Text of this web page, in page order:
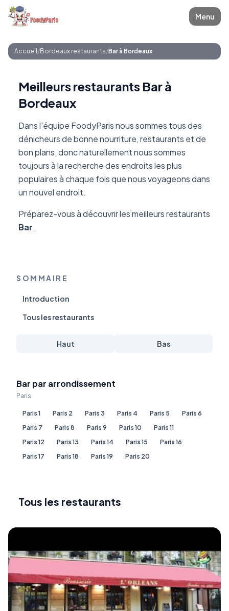
Menu
Accueil /Bordeaux restaurants/Bar à Bordeaux
Meilleurs restaurants Bar à
Bordeaux
Dans l'équipe FoodyParis nous sommes tous des
dénicheurs de bonne nourriture, restaurants et de
bon plans, donc naturellement nous sommes
toujours à la recherche des endroits les plus
populaires à chaque fois que nous voyageons dans
un nouvel endroit.
Préparez-vous à découvrir les meilleurs restaurants
Bar.
SOMMAIRE
Introduction
Tous les restaurants
Haut Bas
Bar par arrondissement
Paris
Paris 1 Paris 2 Paris 3 Paris 4 Paris 5
Paris 6
Paris 7
Paris 8 Paris 9 Paris 10
Paris 11
Paris 12
Paris 13 Paris 14 Paris 15
Paris 16
Paris 17
Paris 18 Paris 19 Paris 20
Tous les restaurants